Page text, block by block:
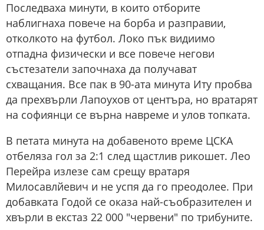
Последваха минути, в които отборите
наблигнаха повече на борба и разправии,
отколкото на футбол. Локо пък видиимо
отпадна физически и все повече негови
състезатели започнаха да получават
схващания. Все пак в 90-ата минута Иту пробва
да прехвърли Лапоухов от центъра, но вратарят
на софиянци се върна навреме и улов топката.
В петата минута на добавеното време ЦСКА
отбеляза гол за 2:1 след щастлив рикошет. Лео
Перейра излезе сам срещу вратаря
Милосавлйевич и не успя да го преодолее. При
добавката Годой се оказа най-съобразителен и
хвърли в екстаз 22 000 "червени" по трибуните.